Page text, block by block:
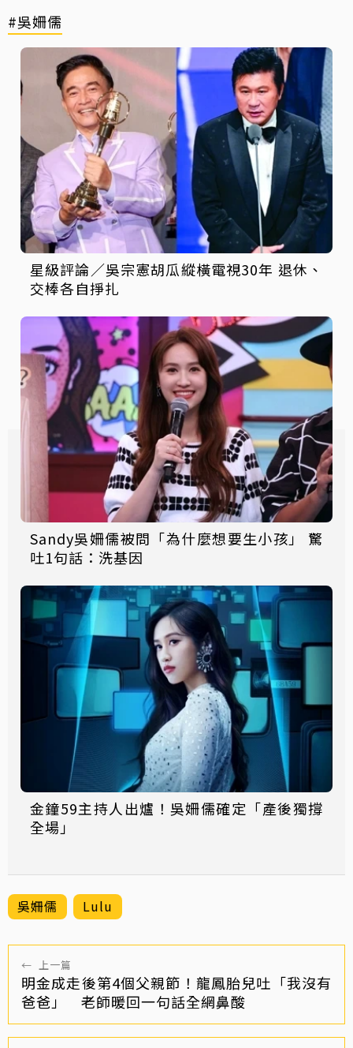
#吳姍儒
星級評論／吳宗憲胡瓜縱橫電視30年 退休、
交棒各自掙扎
Sandy吳姍儒被問「為什麼想要生小孩」 驚
吐1句話：洗基因
金鐘59主持人出爐！吳姍儒確定「產後獨撐
全場」
吳姍儒 Lulu
← 上一篇
明金成走後第4個父親節！龍鳳胎兒吐「我沒有
爸爸」 老師暖回一句話全網鼻酸